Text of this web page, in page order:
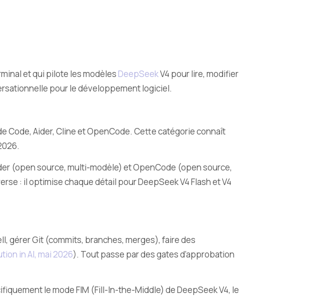
et qui pilote les modèles DeepSeekV4 pour lire, modifier
pour le développement logiciel.
Code, Aider, Cline et OpenCode. Cette catégorie connaît
(open source, multi-modèle) et OpenCode (open source,
: il optimise chaque détail pour DeepSeek V4 Flash et V4
gérer Git (commits, branches, merges), faire des
in AI, mai 2026). Tout passe par des gates d’approbation
le mode FIM (Fill-In-the-Middle) de DeepSeek V4, le